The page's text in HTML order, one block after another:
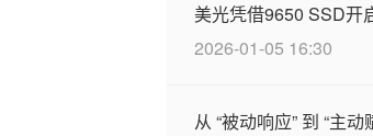
美光凭借9650 SSD开
2026-01-05 16:30
从 “被动响应” 到 “主